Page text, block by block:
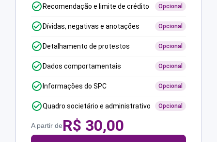
Recomendação e limite de crédito Opcional
Dívidas, negativas e anotações Opcional
Detalhamento de protestos Opcional
Dados comportamentais Opcional
Informações do SPC Opcional
Quadro societário e administrativo Opcional
A partir deR$ 30,00